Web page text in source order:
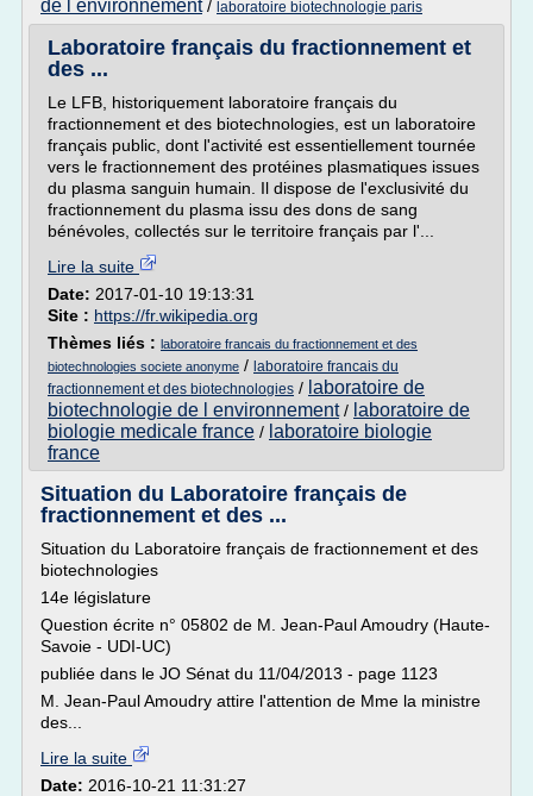
de l environnement/ laboratoire biotechnologie paris
Laboratoire français du fractionnement et
des ...
Le LFB, historiquement laboratoire français du
fractionnement et des biotechnologies, est un laboratoire
français public, dont l'activité est essentiellement tournée
vers le fractionnement des protéines plasmatiques issues
du plasma sanguin humain. Il dispose de l'exclusivité du
fractionnement du plasma issu des dons de sang
bénévoles, collectés sur le territoire français par l'...
Lire la suite
Date: 2017-01-10 19:13:31
Site : https://fr.wikipedia.org
Thèmes liés : laboratoire francais du fractionnement et des
biotechnologies societe anonyme / laboratoire francais du
fractionnement et des biotechnologies / laboratoire de
biotechnologie de l environnement/ laboratoire de
biologie medicale france / laboratoire biologie
france
Situation du Laboratoire français de
fractionnement et des ...
Situation du Laboratoire français de fractionnement et des
biotechnologies
14e législature
Question écrite n° 05802 de M. Jean-Paul Amoudry (Haute-
Savoie - UDI-UC)
publiée dans le JO Sénat du 11/04/2013 - page 1123
M. Jean-Paul Amoudry attire l'attention de Mme la ministre
des...
Lire la suite
Date: 2016-10-21 11:31:27